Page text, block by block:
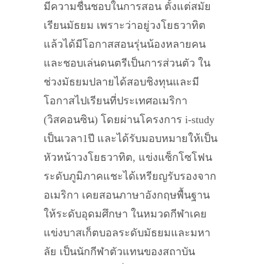
มีความชื่นชอบในการสอน ตั้งแต่สมัย
เรียนมัธยม เพราะว่าอยู่วงโยธวาทิต
แล้วได้มีโอกาสสอนรุ่นน้องหลายคน
และชอบเล่นดนตรีเป็นการส่วนตัว ใน
ช่วงมัธยมปลายได้สอบชิงทุนและมี
โอกาสไปเรียนที่ประเทศอเมริกา
(วิสคอนซิน) โดยผ่านโครงการ i-study
เป็นเวลา1ปี และได้รับมอบหมายให้เป็น
หัวหน้าวงโยธวาทิต, แข่งแซ็กโซโฟน
ระดับภูมิภาคแชะได้เหรียญรับรองจาก
อเมริกา เคยสอนภาษาอังกฤษพื้นฐาน
ให้ระดับอุดมศึกษา ในหมวดกีฬาเคย
แข่งบาสเก็ตบอลระดับมัธยมและมหา
ลัย เป็นนักกีฬาตัวแทนของสถาบัน